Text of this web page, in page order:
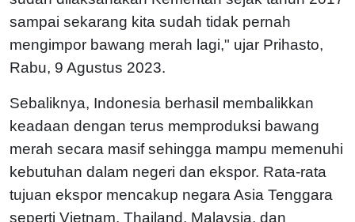
sampai sekarang kita sudah tidak pernah
mengimpor bawang merah lagi," ujar Prihasto,
Rabu, 9 Agustus 2023.
Sebaliknya, Indonesia berhasil membalikkan
keadaan dengan terus memproduksi bawang
merah secara masif sehingga mampu memenuhi
kebutuhan dalam negeri dan ekspor. Rata-rata
tujuan ekspor mencakup negara Asia Tenggara
seperti Vietnam, Thailand, Malaysia, dan